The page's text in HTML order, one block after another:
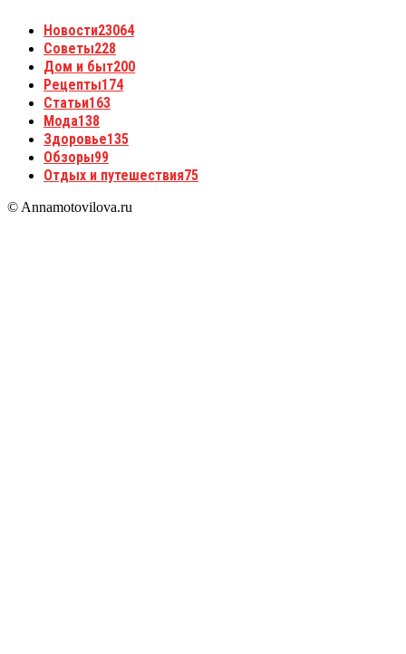
Новости23064
Советы228
Дом и быт200
Рецепты174
Статьи163
Мода138
Здоровье135
Обзоры99
Отдых и путешествия75
© Annamotovilova.ru